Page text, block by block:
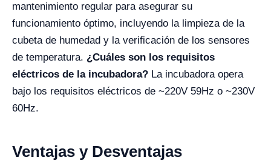
mantenimiento regular para asegurar su
funcionamiento óptimo, incluyendo la limpieza de la
cubeta de humedad y la verificación de los sensores
de temperatura. ¿Cuáles son los requisitos
eléctricos de la incubadora? La incubadora opera
bajo los requisitos eléctricos de ~220V 59Hz o ~230V
60Hz.
Ventajas y Desventajas